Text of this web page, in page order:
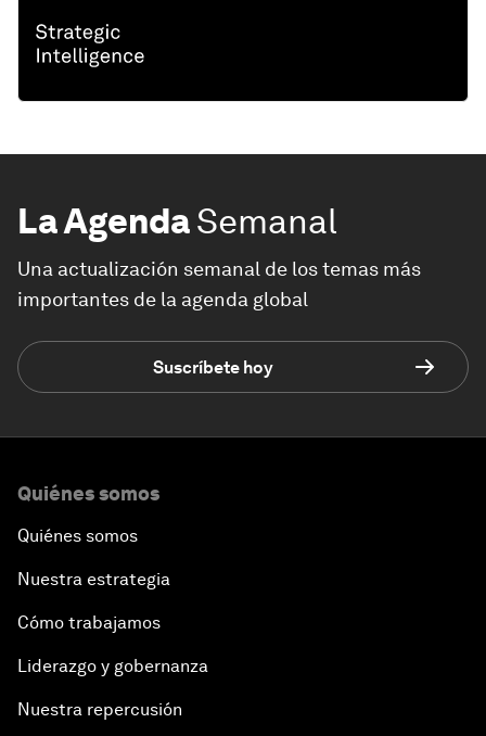
La AgendaSemanal
Una actualización semanal de los temas más
importantes de la agenda global
Suscríbete hoy
Quiénes somos
Quiénes somos
Nuestra estrategia
Cómo trabajamos
Liderazgo y gobernanza
Nuestra repercusión